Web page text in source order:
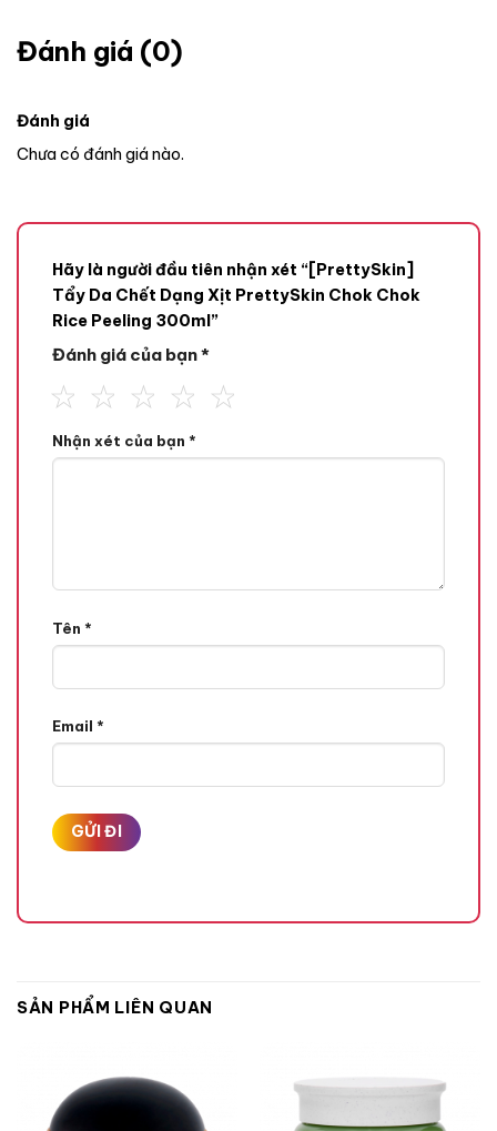
Đánh giá (0)
Đánh giá
Chưa có đánh giá nào.
Hãy là người đầu tiên nhận xét “[PrettySkin]
Tẩy Da Chết Dạng Xịt PrettySkin Chok Chok
Rice Peeling 300ml”
Đánh giá của bạn*
Nhận xét của bạn *
Tên *
Email *
SẢN PHẨM LIÊN QUAN